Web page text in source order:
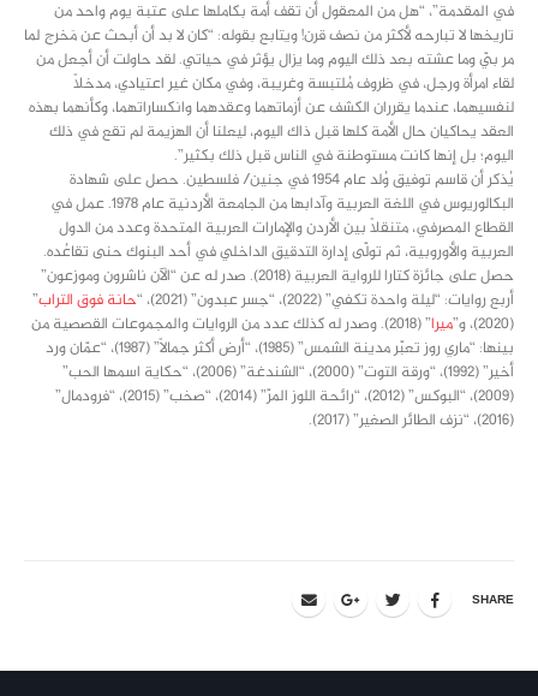
في المقدمة”، “هل من المعقول أن تقف أمة بكاملها على عتبة يوم واحد من
تاريخها لا تبارحه لأكثر من نصف قرن! ويتابع بقوله: “كان لا بد أن أبحث عن مَخرج لما
مر بيّ وما عشته بعد ذلك اليوم وما يزال يؤثر في حياتي. لقد حاولت أن أجعل من
لقاء امرأة ورجل، في ظروف مُلتبسة وغريبة، وفي مكان غير اعتيادي، مدخلاً
لنفسيهما، عندما يقرران الكشف عن أزماتهما وعقدهما وانكساراتهما، وكأنهما بهذه
العقد يحاكيان حال الأمة كلها قبل ذاك اليوم، ليعلنا أن الهزيمة لم تقع في ذلك
اليوم؛ بل إنها كانت مستوطنة في الناس قبل ذلك بكثير”.
يُذكر أن قاسم توفيق وُلد عام 1954 في جنين/ فلسطين. حصل على شهادة
البكالوريوس في اللغة العربية وآدابها من الجامعة الأردنية عام 1978. عمل في
القطاع المصرفي، متنقلاً بين الأردن والإمارات العربية المتحدة وعدد من الدول
العربية والأوروبية، ثم تولّى إدارة التدقيق الداخلي في أحد البنوك حنى تقاعُده.
حصل على جائزة كتارا للرواية العربية (2018). صدر له عن “الآن ناشرون وموزعون”
أربع روايات: “ليلة واحدة تكفي” (2022)، “جسر عبدون” (2021)، “
حانة فوق التراب”
(2020)، و”
ميرا
” (2018). وصدر له كذلك عدد من الروايات والمجموعات القصصية من
بينها: “ماري روز تعبّر مدينة الشمس” (1985)، “أرض أكثر جمالاً” (1987)، “عمّان ورد
أخير” (1992)، “ورقة التوت” (2000)، “الشندغة” (2006)، “حكاية اسمها الحب”
(2009)، “البوكس” (2012)، “رائحة اللوز المرّ” (2014)، “صخب” (2015)، “فرودمال”
(2016)، “نزف الطائر الصغير” (2017).
SHARE